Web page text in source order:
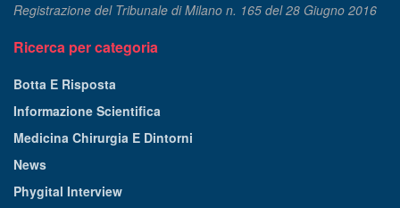
Registrazione del Tribunale di Milano n. 165 del 28 Giugno 2016
Ricerca per categoria
Botta E Risposta
Informazione Scientifica
Medicina Chirurgia E Dintorni
News
Phygital Interview